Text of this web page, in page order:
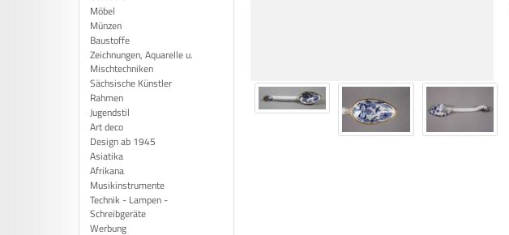
Möbel
Münzen
Baustoffe
Zeichnungen, Aquarelle u.
Mischtechniken
Sächsische Künstler
Rahmen
Jugendstil
Art deco
Design ab 1945
Asiatika
Afrikana
Musikinstrumente
Technik - Lampen -
Schreibgeräte
Werbung